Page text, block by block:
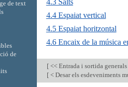
4.4 Espaiat vertical
4.5 Espaiat horitzontal
4.6 Encaix de la música
[<< Entrada i sortida generals
[< Desar els esdeveniments
de text
de